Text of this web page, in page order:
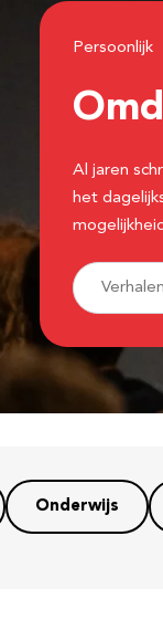
Persoonlijk
Al jaren
het
Onderwijs